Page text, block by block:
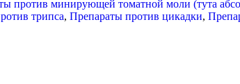
против минирующей томатной моли (тута
трипса, Препараты против цикадки,